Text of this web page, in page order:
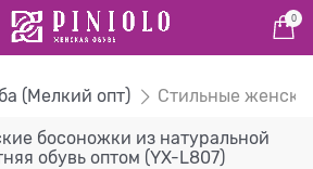
0
(Мелкий опт) Стильные
босоножки из натуральной
обувь оптом (YX-L807)